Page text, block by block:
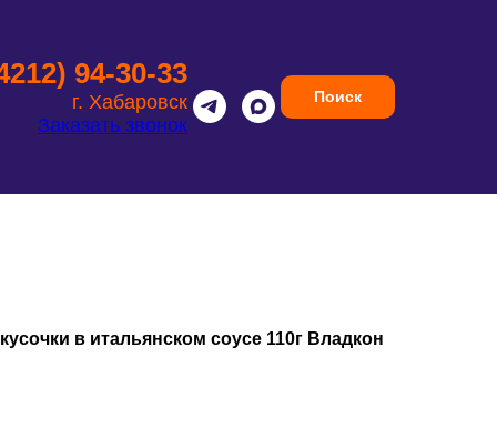
94-30-33
г. Хабаровск
Заказать звонок
Поиск
в итальянском соусе 110г Владкон